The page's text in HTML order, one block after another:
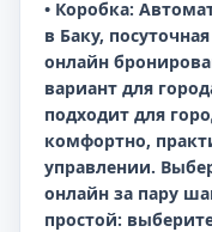
• Коробка:
в Баку,
онлайн
вариант для
подходит для
комфортно,
управлении.
онлайн за пару
простой: